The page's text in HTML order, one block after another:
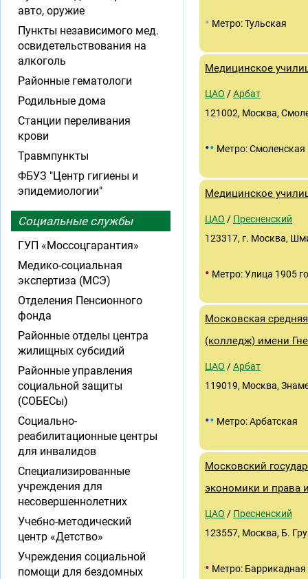
• Метро: Тульская
Медицинское
ЦАО /Арбат
121002, Москва,
•• Метро: Смоленская
Медицинское
ЦАО / Пресненский
123317, г. Москва,
• Метро: Улица 1905
Московская
(колледж) имени
ЦАО /Арбат
119019, Москва,
•• Метро: Арбатская
Московский
экономики и права
ЦАО / Пресненский
123557, Москва, Б.
• Метро: Баррикадная
авто, оружие
Пункты независимого мед.
освидетельствования на
алкоголь
Районные гематологи
Родильные дома
Станции переливания
крови
Травмпункты
ФБУЗ "Центр гигиены и
эпидемиологии"
Социальные службы
ГУП «Моссоцгарантия»
Медико-социальная
экспертиза (МСЭ)
Отделения Пенсионного
фонда
Районные отделы центра
жилищных субсидий
Районные управления
социальной защиты
(СОБЕСы)
Социально-
реабилитационные центры
для инвалидов
Специализированные
учреждения для
несовершеннолетних
Учебно-методический
центр «Детство»
Учреждения социальной
помощи для бездомных